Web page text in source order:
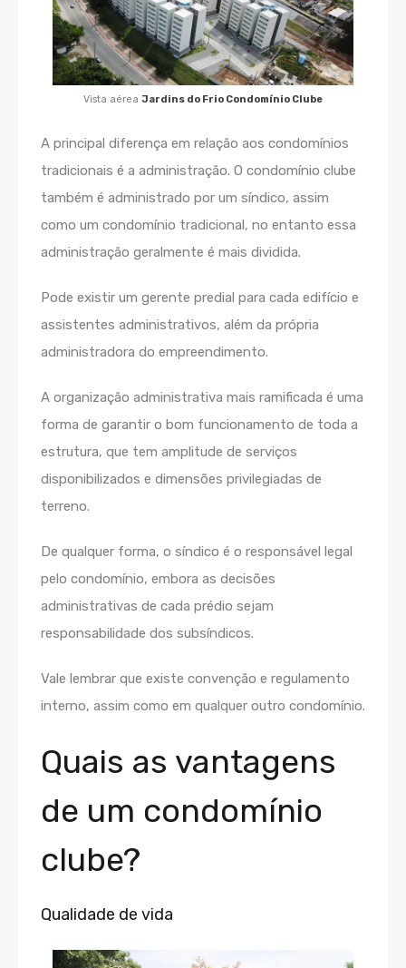
Vista aérea Jardins do Frio Condomínio Clube
A principal diferença em relação aos condomínios
tradicionais é a administração. O condomínio clube
também é administrado por um síndico, assim
como um condomínio tradicional, no entanto essa
administração geralmente é mais dividida.
Pode existir um gerente predial para cada edifício e
assistentes administrativos, além da própria
administradora do empreendimento.
A organização administrativa mais ramificada é uma
forma de garantir o bom funcionamento de toda a
estrutura, que tem amplitude de serviços
disponibilizados e dimensões privilegiadas de
terreno.
De qualquer forma, o síndico é o responsável legal
pelo condomínio, embora as decisões
administrativas de cada prédio sejam
responsabilidade dos subsíndicos.
Vale lembrar que existe convenção e regulamento
interno, assim como em qualquer outro condomínio.
Quais as vantagens
de um condomínio
clube?
Qualidade de vida